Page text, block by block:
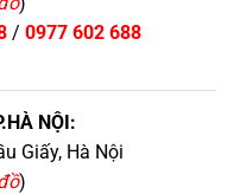
/ 0977 602 688
NỘI:
Giấy, Hà Nội
)